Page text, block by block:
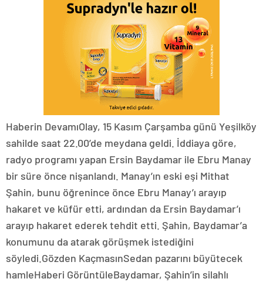
Haberin DevamıOlay, 15 Kasım Çarşamba günü Yeşilköy
sahilde saat 22.00’de meydana geldi. İddiaya göre,
radyo programı yapan Ersin Baydamar ile Ebru Manay
bir süre önce nişanlandı. Manay’ın eski eşi Mithat
Şahin, bunu öğrenince önce Ebru Manay’ı arayıp
hakaret ve küfür etti, ardından da Ersin Baydamar’ı
arayıp hakaret ederek tehdit etti. Şahin, Baydamar’a
konumunu da atarak görüşmek istediğini
söyledi.Gözden KaçmasınSedan pazarını büyütecek
hamleHaberi GörüntüleBaydamar, Şahin’in silahlı